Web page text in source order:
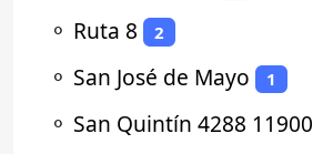
⚬ Ruta 8 2
⚬ San José de Mayo 1
⚬ San Quintín 4288 11900